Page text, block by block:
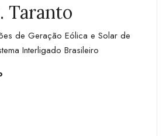
Taranto
de Geração Eólica e Solar de
Interligado Brasileiro